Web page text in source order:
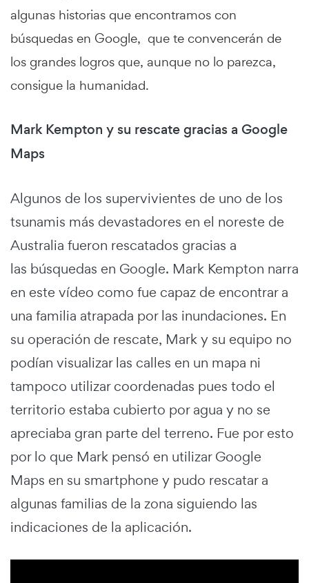
algunas historias que encontramos con
búsquedas en Google, que te convencerán de
los grandes logros que, aunque no lo parezca,
consigue la humanidad.
Mark Kempton y su rescate gracias a Google
Maps
Algunos de los supervivientes de uno de los
tsunamis más devastadores en el noreste de
Australia fueron rescatados gracias a
las búsquedas en Google. Mark Kempton narra
en este vídeo como fue capaz de encontrar a
una familia atrapada por las inundaciones. En
su operación de rescate, Mark y su equipo no
podían visualizar las calles en un mapa ni
tampoco utilizar coordenadas pues todo el
territorio estaba cubierto por agua y no se
apreciaba gran parte del terreno. Fue por esto
por lo que Mark pensó en utilizar Google
Maps en su smartphone y pudo rescatar a
algunas familias de la zona siguiendo las
indicaciones de la aplicación.